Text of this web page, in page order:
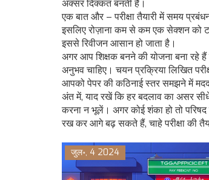
अक्सर दिक्कत बनती हैं।
एक बात और – परीक्षा तैयारी में समय
इसलिए रोज़ाना कम से कम एक सेक्शन को
इससे रिवीजन आसान हो जाता है।
अगर आप शिक्षक बनने की योजना बना रहे हैं
अनुभव चाहिए। चयन प्रक्रिया लिखित
आपको पेपर की कठिनाई स्तर समझने में
अंत में, याद रखें कि हर बदलाव का असर
करना न भूलें। अगर कोई शंका हो तो
रख कर आगे बढ़ सकते हैं, चाहे परीक्षा की
जुल॰, 4 2024